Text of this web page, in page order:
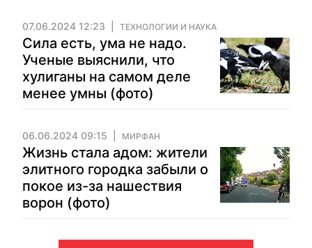
07.06.2024 12:23 ТЕХНОЛОГИИ И НАУКА
Сила есть, ума не надо.
Ученые выяснили, что
хулиганы на самом деле
менее умны (фото)
06.06.2024 09:15 МИРФАН
Жизнь стала адом: жители
элитного городка забыли о
покое из-за нашествия
ворон (фото)